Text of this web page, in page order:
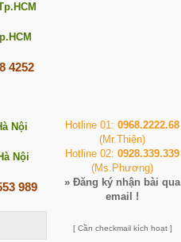
4252
Nội
Nội
989
Hotline 01: 0968.2222.68
(Mr.Thiện)
Hotline 02: 0928.339.339
(Ms.Phương)
» Đăng ký nhận bài qua
email !
[ Cần checkmail kích hoạt ]